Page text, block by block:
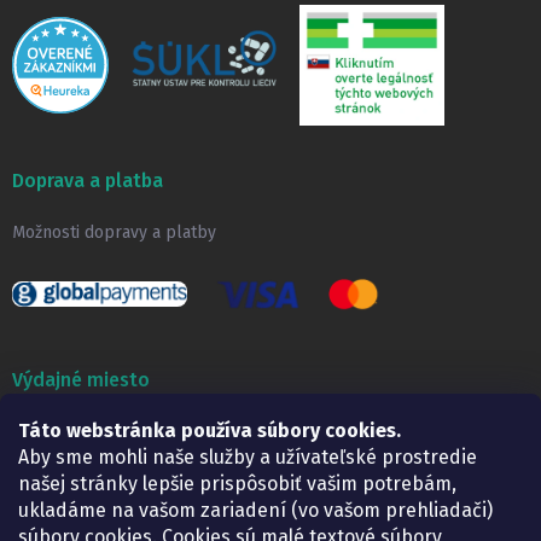
Táto webstránka používa súbory cookies.
Aby sme mohli naše služby a užívateľské prostredie
našej stránky lepšie prispôsobiť vašim potrebám,
ukladáme na vašom zariadení (vo vašom prehliadači)
Doprava a platba
Možnosti dopravy a platby
Výdajné miesto
Lekáreň ADONAI
Košice – Smetanova 2
Pondelok:
07.30 – 15.30 h.
Utorok:
07.30 – 16.00 h.
Streda:
07.30 – 16.00 h.